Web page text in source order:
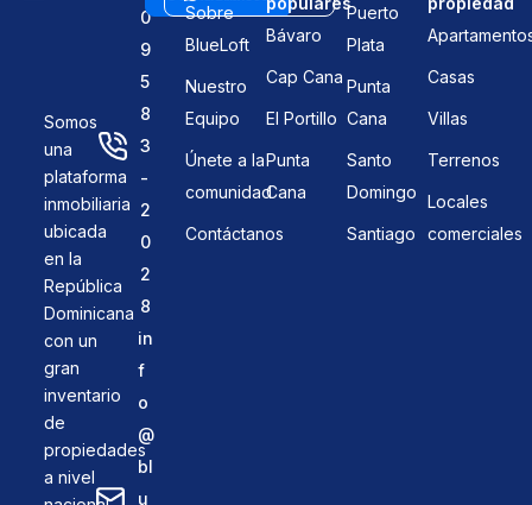
Somos
una
plataforma
inmobiliaria
ubicada
en la
República
Dominicana
con un
gran
inventario
de
propiedades
a nivel
0
9
5
8
3
-
2
0
2
8
in
f
o
@
bl
u
Sobre
BlueLoft
Nuestro
Equipo
Únete a la
comunidad
Contáctanos
Bávaro
Cap Cana
El Portillo
Punta
Cana
Puerto
Plata
Punta
Cana
Santo
Domingo
Santiago
Casas
Villas
Terrenos
Locales
comerciales